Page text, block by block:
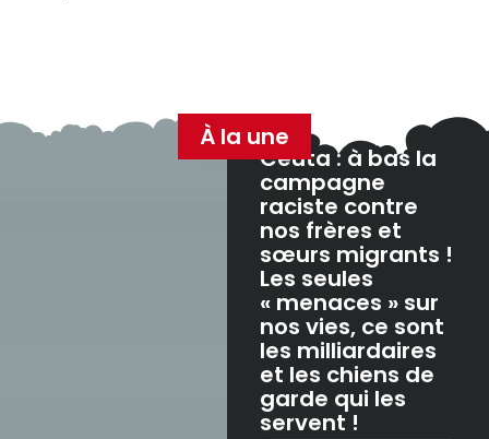
À la une
Ceuta : à bas la
campagne
raciste contre
nos frères et
sœurs migrants !
Les seules
« menaces » sur
nos vies, ce sont
les milliardaires
et les chiens de
garde qui les
servent !